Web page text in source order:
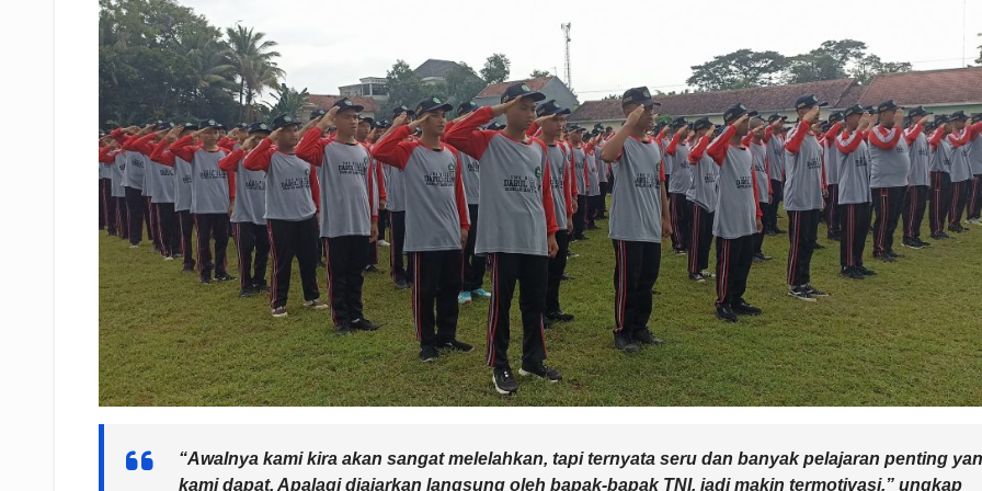
“Awalnya kami kira akan sangat melelahkan, tapi ternyata seru dan banyak pelajaran penting
kami dapat. Apalagi diajarkan langsung oleh bapak-bapak TNI, jadi makin termotivasi,” ungkap